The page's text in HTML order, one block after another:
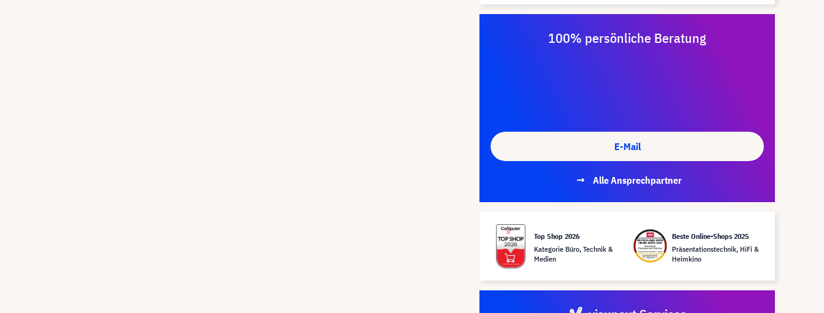
100% persönliche Beratung
E-Mail
Alle Ansprechpartner
Top Shop 2026
Kategorie Büro, Technik &
Medien
Beste Online-Shops 2025
Präsentationstechnik, HiFi &
Heimkino